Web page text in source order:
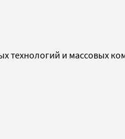
технологий и массовых